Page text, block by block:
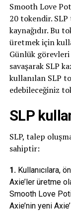
Smooth Love
20 tokendir.
kaynağıdır. Bu
üretmek için
Günlük
savaşarak SLP
kullanılan SLP
edebileceğiniz
SLP
SLP, talep
sahiptir:
1.Kullanıcılara,
Axie’ler üretme
Smooth Love
Axie’nin yeni